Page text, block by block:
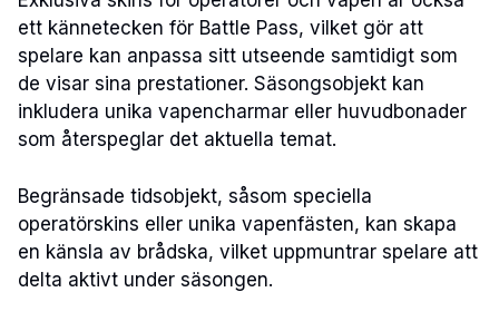
ett kännetecken för Battle Pass, vilket gör att
spelare kan anpassa sitt utseende samtidigt som
de visar sina prestationer. Säsongsobjekt kan
inkludera unika vapencharmar eller huvudbonader
som återspeglar det aktuella temat.
Begränsade tidsobjekt, såsom speciella
operatörskins eller unika vapenfästen, kan skapa
en känsla av brådska, vilket uppmuntrar spelare att
delta aktivt under säsongen.